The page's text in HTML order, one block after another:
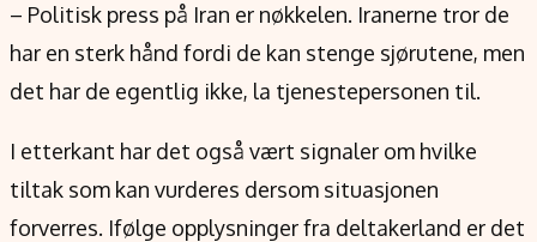
– Politisk press på Iran er nøkkelen. Iranerne tror de
har en sterk hånd fordi de kan stenge sjørutene, men
det har de egentlig ikke, la tjenestepersonen til.
I etterkant har det også vært signaler om hvilke
tiltak som kan vurderes dersom situasjonen
forverres. Ifølge opplysninger fra deltakerland er det